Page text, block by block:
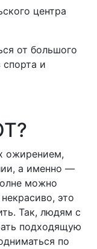
центра
ожирением,
а именно —
можно
это
Так, людям с
подходящую
по